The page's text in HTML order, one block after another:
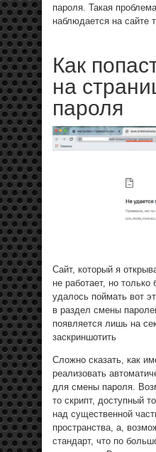
пароля. Такая
наблюдается на сайте
Как
на
пароля
Сайт, который я
не работает, но
удалось поймать вот
в раздел смены
появляется лишь на
заскриншотить
Сложно сказать, как
реализовать
для смены пароля.
то скрипт, доступный
над существенной
пространства, а,
стандарт, что по